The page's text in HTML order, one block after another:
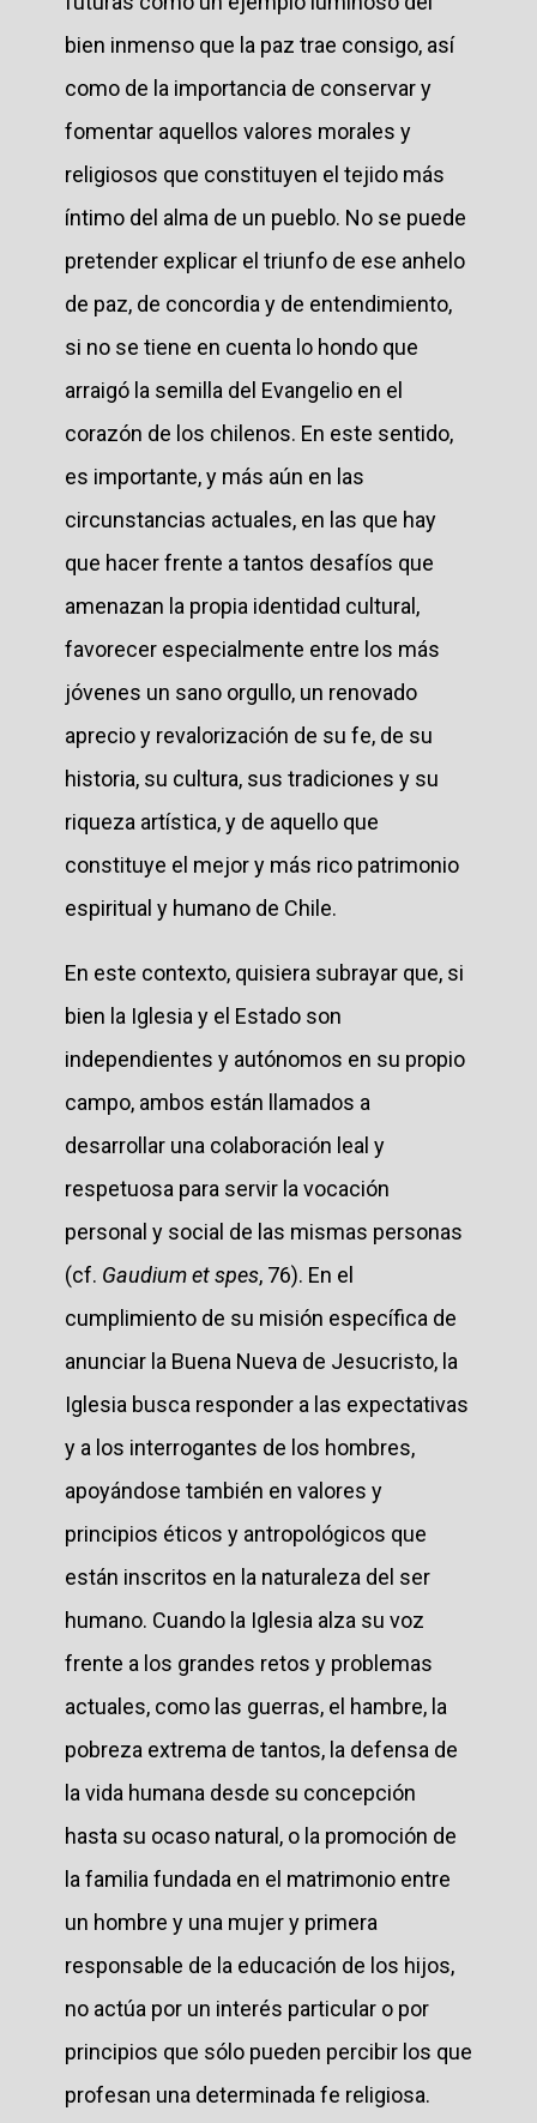
bien inmenso que la paz trae consigo, así
como de la importancia de conservar y
fomentar aquellos valores morales y
religiosos que constituyen el tejido más
íntimo del alma de un pueblo. No se puede
pretender explicar el triunfo de ese anhelo
de paz, de concordia y de entendimiento,
si no se tiene en cuenta lo hondo que
arraigó la semilla del Evangelio en el
corazón de los chilenos. En este sentido,
es importante, y más aún en las
circunstancias actuales, en las que hay
que hacer frente a tantos desafíos que
amenazan la propia identidad cultural,
favorecer especialmente entre los más
jóvenes un sano orgullo, un renovado
aprecio y revalorización de su fe, de su
historia, su cultura, sus tradiciones y su
riqueza artística, y de aquello que
constituye el mejor y más rico patrimonio
espiritual y humano de Chile.
En este contexto, quisiera subrayar que, si
bien la Iglesia y el Estado son
independientes y autónomos en su propio
campo, ambos están llamados a
desarrollar una colaboración leal y
respetuosa para servir la vocación
personal y social de las mismas personas
(cf. Gaudium et spes, 76). En el
cumplimiento de su misión específica de
anunciar la Buena Nueva de Jesucristo, la
Iglesia busca responder a las expectativas
y a los interrogantes de los hombres,
apoyándose también en valores y
principios éticos y antropológicos que
están inscritos en la naturaleza del ser
humano. Cuando la Iglesia alza su voz
frente a los grandes retos y problemas
actuales, como las guerras, el hambre, la
pobreza extrema de tantos, la defensa de
la vida humana desde su concepción
hasta su ocaso natural, o la promoción de
la familia fundada en el matrimonio entre
un hombre y una mujer y primera
responsable de la educación de los hijos,
no actúa por un interés particular o por
principios que sólo pueden percibir los que
profesan una determinada fe religiosa.